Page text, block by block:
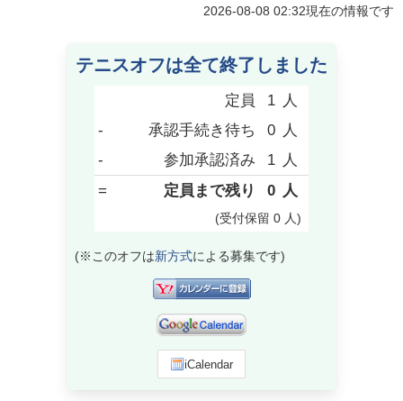
2026-08-08 02:32現在の情報です
テニスオフは全て終了しました
定員 1 人
-
承認手続き待ち 0 人
-
参加承認済み 1 人
=
定員まで残り 0 人
(受付保留 0 人)
(※このオフは新方式による募集です)
iCalendar